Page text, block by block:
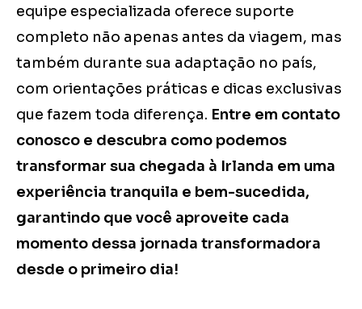
equipe especializada oferece suporte
completo não apenas antes da viagem, mas
também durante sua adaptação no país,
com orientações práticas e dicas exclusivas
que fazem toda diferença. Entre em contato
conosco e descubra como podemos
transformar sua chegada à Irlanda em uma
experiência tranquila e bem-sucedida,
garantindo que você aproveite cada
momento dessa jornada transformadora
desde o primeiro dia!